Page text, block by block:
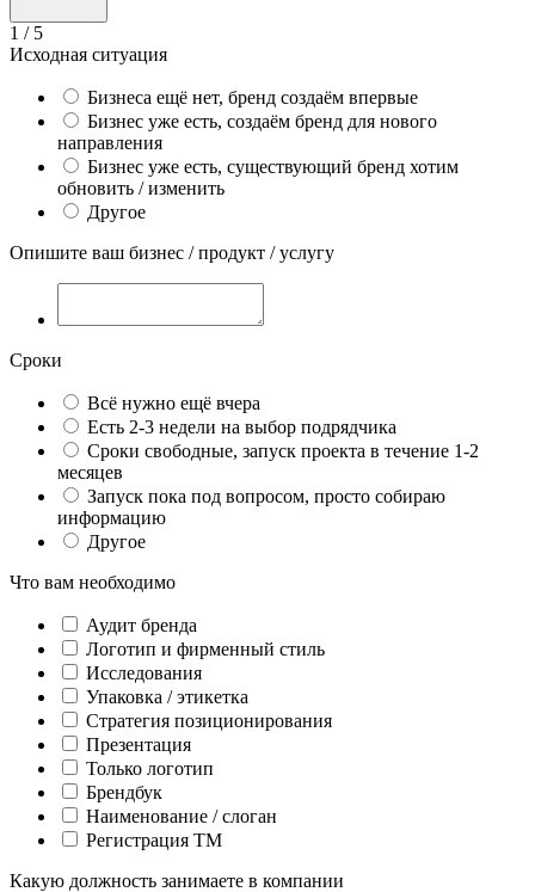
1 / 5
Исходная ситуация
Бизнеса ещё нет, бренд создаём впервые
Бизнес уже есть, создаём бренд для нового
направления
Бизнес уже есть, существующий бренд хотим
обновить / изменить
Другое
Опишите ваш бизнес / продукт / услугу
Сроки
Всё нужно ещё вчера
Есть 2-3 недели на выбор подрядчика
Сроки свободные, запуск проекта в течение 1-2
месяцев
Запуск пока под вопросом, просто собираю
информацию
Другое
Что вам необходимо
Аудит бренда
Логотип и фирменный стиль
Исследования
Упаковка / этикетка
Стратегия позиционирования
Презентация
Только логотип
Брендбук
Наименование / слоган
Регистрация ТМ
Какую должность занимаете в компании